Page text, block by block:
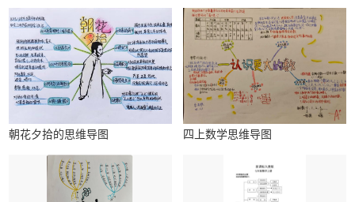
朝花夕拾的思维导图 四上数学思维导图